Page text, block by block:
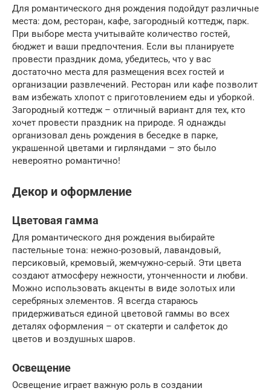
Для романтического дня рождения подойдут различные
места: дом, ресторан, кафе, загородный коттедж, парк.
При выборе места учитывайте количество гостей,
бюджет и ваши предпочтения. Если вы планируете
провести праздник дома, убедитесь, что у вас
достаточно места для размещения всех гостей и
организации развлечений. Ресторан или кафе позволит
вам избежать хлопот с приготовлением еды и уборкой.
Загородный коттедж – отличный вариант для тех, кто
хочет провести праздник на природе. Я однажды
организовал день рождения в беседке в парке,
украшенной цветами и гирляндами – это было
невероятно романтично!
Декор и оформление
Цветовая гамма
Для романтического дня рождения выбирайте
пастельные тона: нежно-розовый, лавандовый,
персиковый, кремовый, жемчужно-серый. Эти цвета
создают атмосферу нежности, утонченности и любви.
Можно использовать акценты в виде золотых или
серебряных элементов. Я всегда стараюсь
придерживаться единой цветовой гаммы во всех
деталях оформления – от скатерти и салфеток до
цветов и воздушных шаров.
Освещение
Освещение играет важную роль в создании